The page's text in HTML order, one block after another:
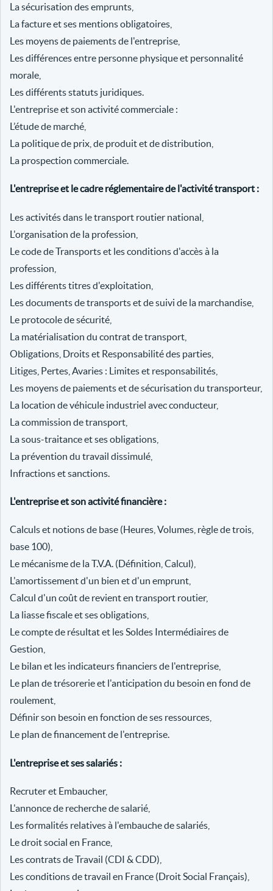
La sécurisation des emprunts,
La facture et ses mentions obligatoires,
Les moyens de paiements de l'entreprise,
Les différences entre personne physique et personnalité
morale,
Les différents statuts juridiques.
L'entreprise et son activité commerciale :
L’étude de marché,
La politique de prix, de produit et de distribution,
La prospection commerciale.
L'entreprise et le cadre réglementaire de l'activité transport :
Les activités dans le transport routier national,
L'organisation de la profession,
Le code de Transports et les conditions d'accès à la
profession,
Les différents titres d'exploitation,
Les documents de transports et de suivi de la marchandise,
Le protocole de sécurité,
La matérialisation du contrat de transport,
Obligations, Droits et Responsabilité des parties,
Litiges, Pertes, Avaries : Limites et responsabilités,
Les moyens de paiements et de sécurisation du transporteur,
La location de véhicule industriel avec conducteur,
La commission de transport,
La sous-traitance et ses obligations,
La prévention du travail dissimulé,
Infractions et sanctions.
L'entreprise et son activité financière :
Calculs et notions de base (Heures, Volumes, règle de trois,
base 100),
Le mécanisme de la T.V.A. (Définition, Calcul),
L'amortissement d'un bien et d'un emprunt,
Calcul d'un coût de revient en transport routier,
La liasse fiscale et ses obligations,
Le compte de résultat et les Soldes Intermédiaires de
Gestion,
Le bilan et les indicateurs financiers de l'entreprise,
Le plan de trésorerie et l'anticipation du besoin en fond de
roulement,
Définir son besoin en fonction de ses ressources,
Le plan de financement de l'entreprise.
L'entreprise et ses salariés :
Recruter et Embaucher,
L'annonce de recherche de salarié,
Les formalités relatives à l'embauche de salariés,
Le droit social en France,
Les contrats de Travail (CDI & CDD),
Les conditions de travail en France (Droit Social Français),